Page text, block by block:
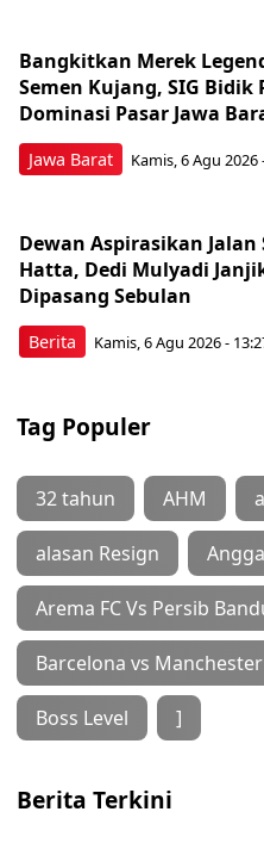
Jawa Barat
Bangkitkan Merek
Semen Kujang, SIG Bidik
Dominasi Pasar Jawa
Kamis, 6 Agu 2026
Berita
Dewan Aspirasikan Jalan
Hatta, Dedi Mulyadi
Dipasang Sebulan
Kamis, 6 Agu 2026 -
Tag Populer
32 tahun AHM
alasan Resign
Arema FC Vs Persib
Barcelona vs
Boss Level ]
Berita Terkini